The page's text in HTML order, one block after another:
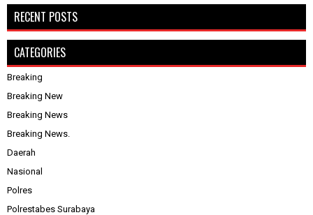
RECENT POSTS
CATEGORIES
Breaking
Breaking New
Breaking News
Breaking News.
Daerah
Nasional
Polres
Polrestabes Surabaya